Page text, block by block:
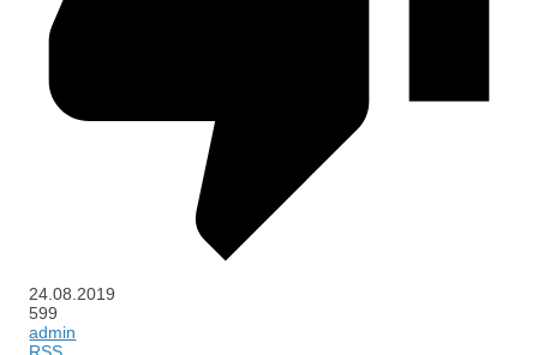
24.08.2019
599
admin